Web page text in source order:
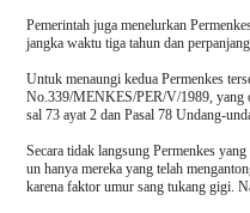
Pemerintah juga menelurkan
jangka waktu tiga tahun dan
Untuk menaungi kedua Permenkes
No.339/MENKES/PER/V/1989, yang
sal 73 ayat 2 dan Pasal 78 Undang-
Secara tidak langsung Permenkes
un hanya mereka yang telah
karena faktor umur sang tukang gigi.